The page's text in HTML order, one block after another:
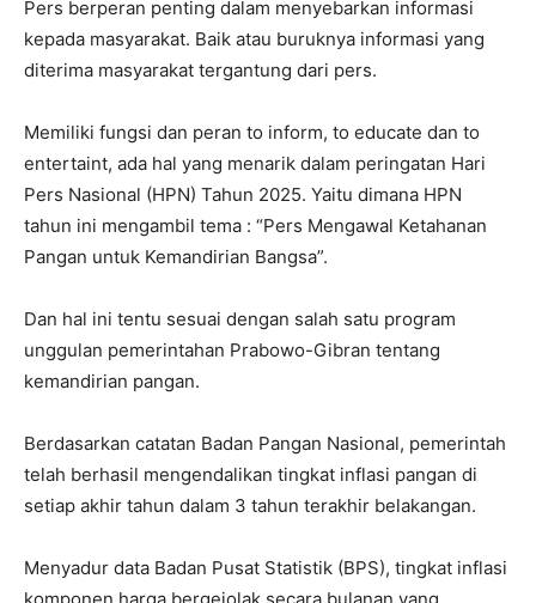
Pers berperan penting dalam menyebarkan informasi
kepada masyarakat. Baik atau buruknya informasi yang
diterima masyarakat tergantung dari pers.
Memiliki fungsi dan peran to inform, to educate dan to
entertaint, ada hal yang menarik dalam peringatan Hari
Pers Nasional (HPN) Tahun 2025. Yaitu dimana HPN
tahun ini mengambil tema : “Pers Mengawal Ketahanan
Pangan untuk Kemandirian Bangsa”.
Dan hal ini tentu sesuai dengan salah satu program
unggulan pemerintahan Prabowo-Gibran tentang
kemandirian pangan.
Berdasarkan catatan Badan Pangan Nasional, pemerintah
telah berhasil mengendalikan tingkat inflasi pangan di
setiap akhir tahun dalam 3 tahun terakhir belakangan.
Menyadur data Badan Pusat Statistik (BPS), tingkat inflasi